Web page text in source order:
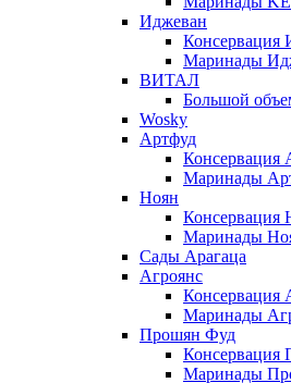
Иджеван
Консервация
Маринады
ВИТАЛ
Большой
Wosky
Артфуд
Консервация
Маринады
Ноян
Консервация
Маринады
Сады Арагаца
Агроянс
Консервация
Маринады
Прошян Фуд
Маринады